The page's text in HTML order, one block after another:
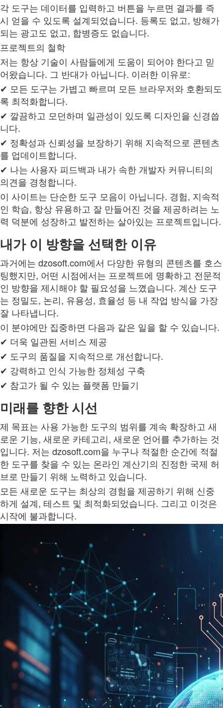
각 도구는 데이터를 입력하고 버튼을 누르면 결과를 즉
시 얻을 수 있도록 설계되었습니다. 등록도 없고, 방해가
되는 광고도 없고, 합병증도 없습니다.
프로젝트의 철학
저는 항상 기술이 사람들에게 도움이 되어야 한다고 믿
어왔습니다. 그 반대가 아닙니다. 이러한 이유로:
✔ 모든 도구는 가볍고 빠르며 모든 브라우저와 호환되도
록 최적화합니다.
✔ 깔끔하고 모던하며 일관성이 있도록 디자인을 신경씁
니다.
✔ 정확성과 신뢰성을 보장하기 위해 지속적으로 콘텐츠
를 업데이트합니다.
✔ 나는 사용자 피드백과 내가 속한 개발자 커뮤니티의
의견을 경청합니다.
이 사이트는 단순한 도구 모음이 아닙니다. 경험, 지속적
인 학습, 항상 유용하고 잘 만들어진 것을 제공하려는 노
력 덕분에 성장하고 발전하는 살아있는 프로젝트입니다.
내가 이 방향을 선택한 이유
과거에는 dzosoft.com에서 다양한 유형의 콘텐츠를 호스
팅했지만, 어떤 시점에서는 프로젝트에 명확하고 전문적
인 방향을 제시해야 할 필요성을 느꼈습니다. 계산 도구
는 정밀도, 논리, 유용성, 효율성 등 내 작업 방식을 가장
잘 나타냅니다.
이 분야에만 집중하면 다음과 같은 일을 할 수 있습니다.
✔ 더욱 일관된 서비스 제공
✔ 도구의 품질을 지속적으로 개선합니다.
✔ 강력하고 인식 가능한 정체성 구축
✔ 참고가 될 수 있는 플랫폼 만들기
미래를 향한 시선
제 목표는 사용 가능한 도구의 범위를 계속 확장하고 새
로운 기능, 새로운 카테고리, 새로운 언어를 추가하는 것
입니다. 저는 dzosoft.com을 누구나 적절한 순간에 적절
한 도구를 찾을 수 있는 온라인 계산기의 진정한 국제 허
브로 만들기 위해 노력하고 있습니다.
모든 새로운 도구는 최상의 경험을 제공하기 위해 신중
하게 설계, 테스트 및 최적화되었습니다. 그리고 이것은
시작에 불과합니다.